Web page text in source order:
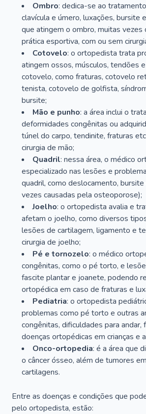
Ombro: dedica-se ao
clavícula e úmero, luxações, bursite
que atingem o ombro, muitas vezes
prática esportiva, com ou sem
Cotovelo: o ortopedista trata
atingem ossos, músculos, tendões
cotovelo, como fraturas, cotovelo
tenista, cotovelo de golfista,
bursite;
Mão e punho: a área inclui o
deformidades congênitas ou
túnel do carpo, tendinite, fraturas
cirurgia de mão;
Quadril: nessa área, o médico
especializado nas lesões e
quadril, como deslocamento,
vezes causadas pela osteoporose);
Joelho: o ortopedista avalia e
afetam o joelho, como diversos
lesões de cartilagem, ligamento e
cirurgia de joelho;
Pé e tornozelo: o médico
congênitas, como o pé torto, e
fascite plantar e joanete, podendo
ortopédica em caso de fraturas e
Pediatria: o ortopedista
problemas como pé torto e outras
congênitas, dificuldades para andar,
doenças ortopédicas em crianças e
Onco-ortopedia: é a área que
o câncer ósseo, além de tumores
cartilagens.
Entre as doenças e condições que
pelo ortopedista, estão: